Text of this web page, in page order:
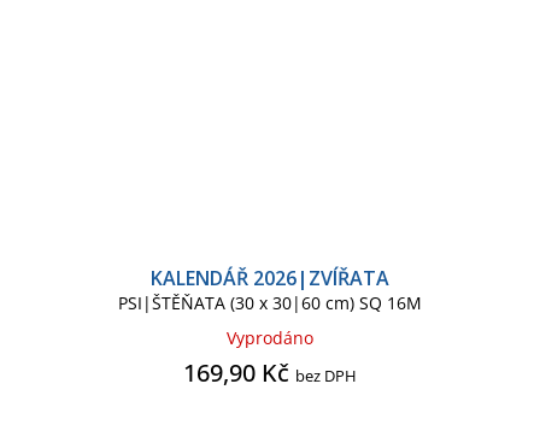
KALENDÁŘ 2026|ZVÍŘATA
PSI|ŠTĚŇATA (30 x 30|60 cm) SQ 16M
Vyprodáno
169,90 Kč bez DPH